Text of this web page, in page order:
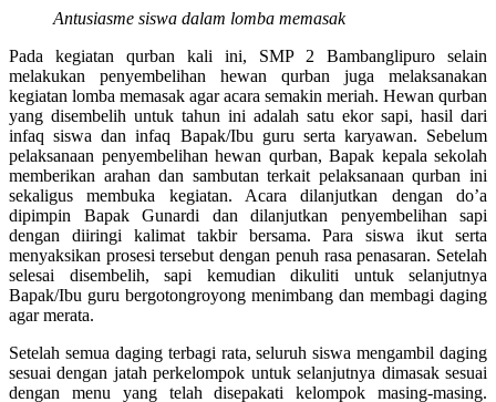
Antusiasme siswa dalam lomba memasak
Pada kegiatan qurban kali ini, SMP 2 Bambanglipuro selain
melakukan penyembelihan hewan qurban juga melaksanakan
kegiatan lomba memasak agar acara semakin meriah. Hewan qurban
yang disembelih untuk tahun ini adalah satu ekor sapi, hasil dari
infaq siswa dan infaq Bapak/Ibu guru serta karyawan. Sebelum
pelaksanaan penyembelihan hewan qurban, Bapak kepala sekolah
memberikan arahan dan sambutan terkait pelaksanaan qurban ini
sekaligus membuka kegiatan. Acara dilanjutkan dengan do’a
dipimpin Bapak Gunardi dan dilanjutkan penyembelihan sapi
dengan diiringi kalimat takbir bersama. Para siswa ikut serta
menyaksikan prosesi tersebut dengan penuh rasa penasaran. Setelah
selesai disembelih, sapi kemudian dikuliti untuk selanjutnya
Bapak/Ibu guru bergotongroyong menimbang dan membagi daging
agar merata.
Setelah semua daging terbagi rata, seluruh siswa mengambil daging
sesuai dengan jatah perkelompok untuk selanjutnya dimasak sesuai
dengan menu yang telah disepakati kelompok masing-masing.